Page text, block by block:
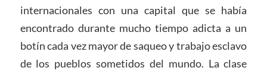
internacionales con una capital que se había
encontrado durante mucho tiempo adicta a un
botín cada vez mayor de saqueo y trabajo esclavo
de los pueblos sometidos del mundo. La clase